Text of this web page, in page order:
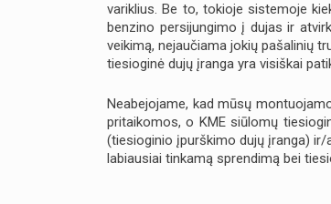
variklius. Be to, tokioje sistemoje
benzino persijungimo į dujas ir
veikimą, nejaučiama jokių pašalinių
tiesioginė dujų įranga yra visiškai
Neabejojame, kad mūsų
pritaikomos, o KME siūlomų
(tiesioginio įpurškimo dujų įranga)
labiausiai tinkamą sprendimą bei